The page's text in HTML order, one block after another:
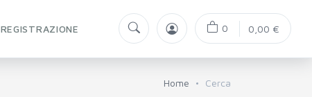
REGISTRAZIONE 0 0,00 €
Home Cerca